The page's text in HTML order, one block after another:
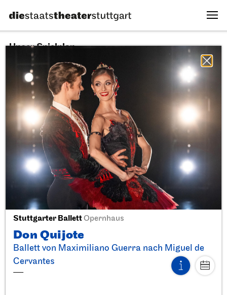
Stuttgarter Ballett Opernhaus
Don Quijote
Ballett von Maximiliano Guerra nach Miguel de
Cervantes
Unser Spielplan
08.08.2026 Alle Sparten
Alle Spielstätten
Fr, 11.09.2026